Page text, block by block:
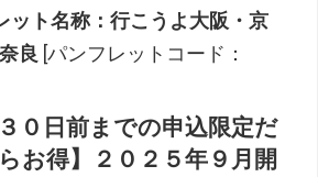
ット名称：行こうよ大阪・京
良 [パンフレットコード：
３０日前までの申込限定だ
お得】２０２５年９月開